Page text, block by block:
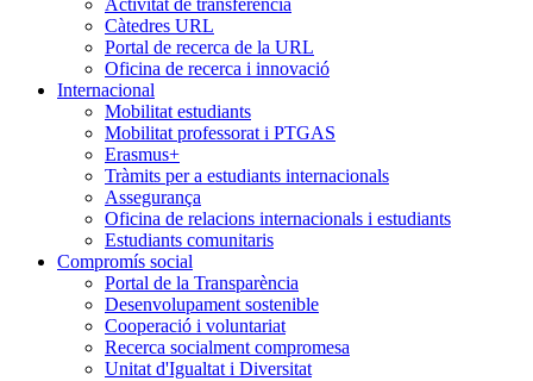
Càtedres URL
Portal de recerca de la URL
Oficina de recerca i innovació
Internacional
Mobilitat estudiants
Mobilitat professorat i PTGAS
Erasmus+
Tràmits per a estudiants internacionals
Assegurança
Oficina de relacions internacionals i estudiants
Estudiants comunitaris
Compromís social
Portal de la Transparència
Desenvolupament sostenible
Cooperació i voluntariat
Recerca socialment compromesa
Unitat d'Igualtat i Diversitat